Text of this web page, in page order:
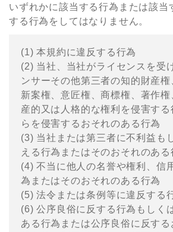
いずれかに該当する⾏為または該当
する⾏為をしてはなりません。
(1) 本規約に違反する⾏為
(2) 当社、当社がライセンスを受
ンサーその他第三者の知的財産権
新案権、意匠権、商標権、著作
産的⼜は⼈格的な権利を侵害す
らを侵害するおそれのある⾏為
(3) 当社または第三者に不利益も
える⾏為またはそのおそれのある
(4) 不当に他⼈の名誉や権利、信
為またはそのおそれのある⾏為
(5) 法令または条例等に違反する
(6) 公序良俗に反する⾏為もしく
ある⾏為または公序良俗に反す